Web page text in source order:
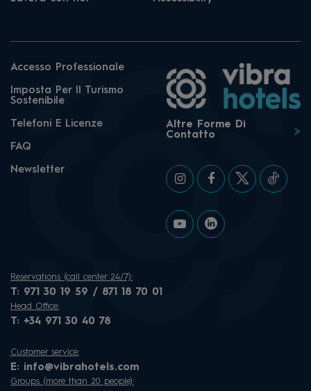
Accesso Professionale
Imposta Per Il Turismo
Sostenibile
Telefoni E Licenze
FAQ
Newsletter
Altre Forme Di
Contatto
Reservations (call center 24/7):
T: 971 30 19 59 / 871 18 70 01
Head Office:
T: +34 971 30 40 78
Customer service:
E: info@vibrahotels.com
Groups (more than 20 people):